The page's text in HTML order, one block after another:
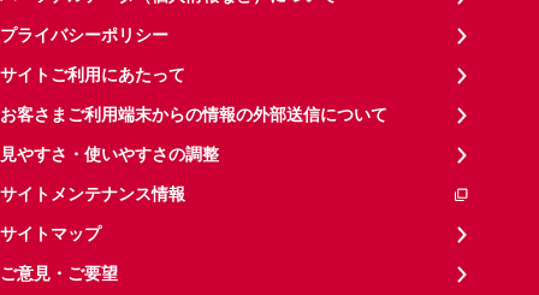
プライバシーポリシー
サイトご利用にあたって
お客さまご利用端末からの情報の外部送信について
見やすさ・使いやすさの調整
サイトメンテナンス情報
サイトマップ
ご意見・ご要望